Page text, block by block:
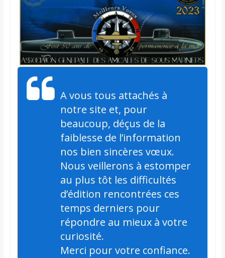
A vous tous attachés à
notre site et, pour
beaucoup, déçus de la
faiblesse de l’information
nos bien sincères vœux.
Nous veillerons à estomper
au plus tôt les difficultés
d’édition rencontrées ces
temps derniers pour
répondre au mieux à votre
curiosité.
Merci pour votre confiance.